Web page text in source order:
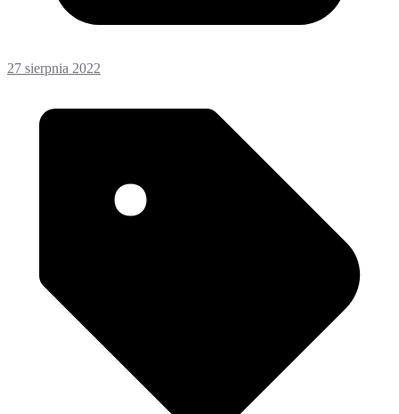
27 sierpnia 2022